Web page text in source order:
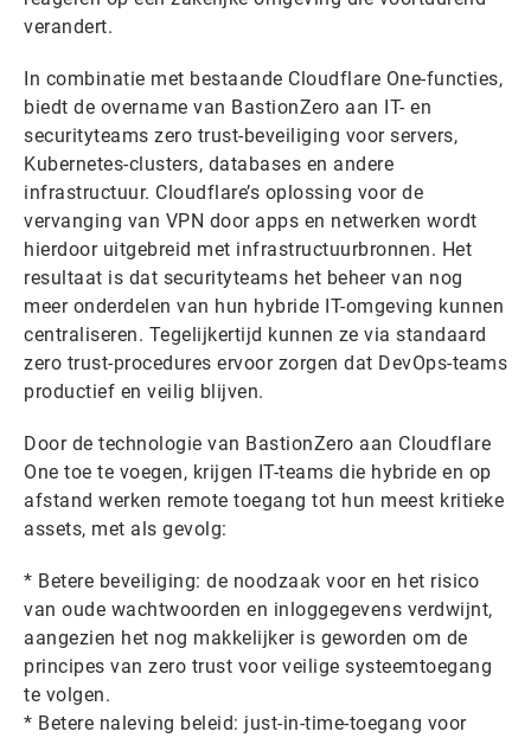
verandert.
In combinatie met bestaande Cloudflare One-functies,
biedt de overname van BastionZero aan IT- en
securityteams zero trust-beveiliging voor servers,
Kubernetes-clusters, databases en andere
infrastructuur. Cloudflare’s oplossing voor de
vervanging van VPN door apps en netwerken wordt
hierdoor uitgebreid met infrastructuurbronnen. Het
resultaat is dat securityteams het beheer van nog
meer onderdelen van hun hybride IT-omgeving kunnen
centraliseren. Tegelijkertijd kunnen ze via standaard
zero trust-procedures ervoor zorgen dat DevOps-teams
productief en veilig blijven.
Door de technologie van BastionZero aan Cloudflare
One toe te voegen, krijgen IT-teams die hybride en op
afstand werken remote toegang tot hun meest kritieke
assets, met als gevolg:
* Betere beveiliging: de noodzaak voor en het risico
van oude wachtwoorden en inloggegevens verdwijnt,
aangezien het nog makkelijker is geworden om de
principes van zero trust voor veilige systeemtoegang
te volgen.
* Betere naleving beleid: just-in-time-toegang voor